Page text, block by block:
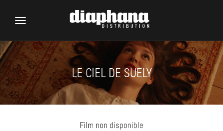
Toggle
LE CIEL DE SUELY
Film non disponible